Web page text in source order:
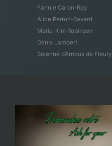
Fannie Caron-Roy
Alice Perron-Savard
Marie-Kim Robinson
Denis Lambert
Solenne d’Arnoux de Fleury